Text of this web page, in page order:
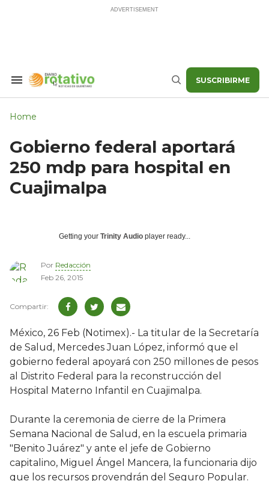
Search
Buscar SUSCRIBIRME
Home
Gobierno federal aportará
250 mdp para hospital en
Cuajimalpa
Getting your Trinity Audio player ready...
Por Redacción
Feb 26, 2015
México, 26 Feb (Notimex).- La titular de la Secretaría
de Salud, Mercedes Juan López, informó que el
gobierno federal apoyará con 250 millones de pesos
al Distrito Federal para la reconstrucción del
Hospital Materno Infantil en Cuajimalpa.
Durante la ceremonia de cierre de la Primera
Semana Nacional de Salud, en la escuela primaria
"Benito Juárez" y ante el jefe de Gobierno
capitalino, Miguel Ángel Mancera, la funcionaria dijo
que los recursos provendrán del Seguro Popular.